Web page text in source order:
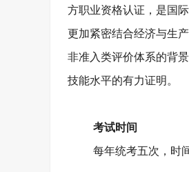
方职业资格认证，是国
更加紧密结合经济与生
非准入类评价体系的背
技能水平的有力证明。
考试时间
每年统考五次，时